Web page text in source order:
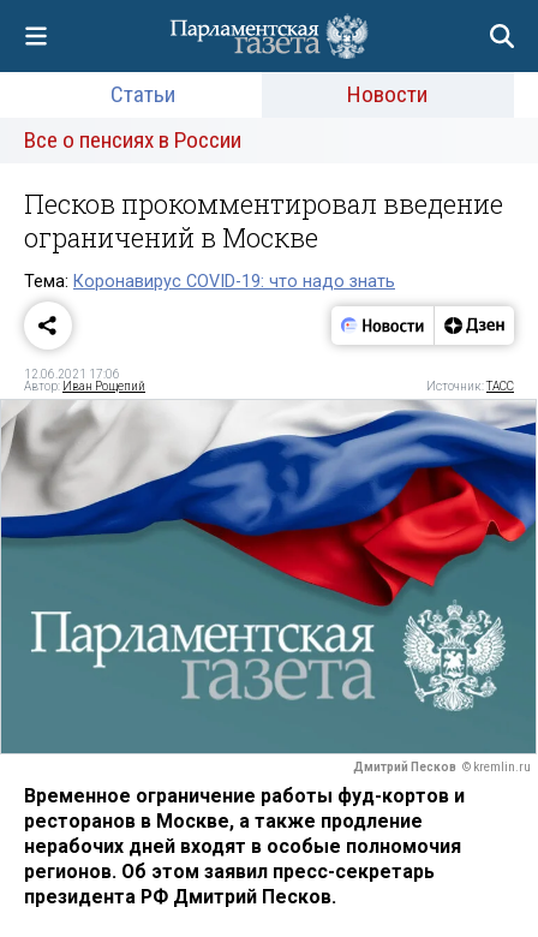
Статьи
Новости
Все о пенсиях в России
Песков прокомментировал введение
ограничений в Москве
Тема: Коронавирус COVID-19: что надо знать
12.06.2021 17:06
Автор: Иван Рощепий Источник:ТАСС
Дмитрий Песков © kremlin.ru
Временное ограничение работы фуд-кортов и
ресторанов в Москве, а также продление
нерабочих дней входят в особые полномочия
регионов. Об этом заявил пресс-секретарь
президента РФ Дмитрий Песков.